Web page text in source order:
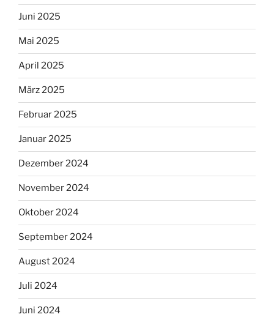
Juni 2025
Mai 2025
April 2025
März 2025
Februar 2025
Januar 2025
Dezember 2024
November 2024
Oktober 2024
September 2024
August 2024
Juli 2024
Juni 2024